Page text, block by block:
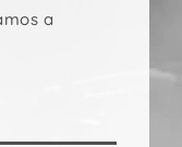
a